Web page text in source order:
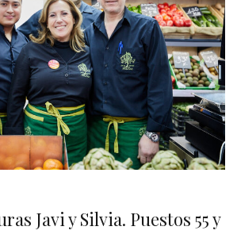
Javi y Silvia. Puestos 55 y